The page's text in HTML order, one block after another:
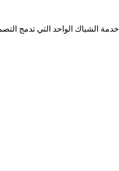
خدمة الشباك الواحد التي تدمج